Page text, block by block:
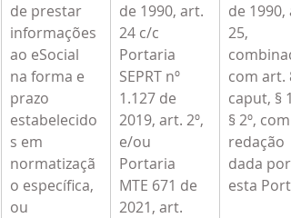
de prestar
informações
ao eSocial
na forma e
prazo
estabelecido
s em
normatizaçã
o específica,
ou
de 1990, art.
24 c/c
Portaria
SEPRT nº
1.127 de
2019, art. 2º,
e/ou
Portaria
MTE 671 de
2021, art.
de 1990,
25,
com art.
caput, §
§ 2º, com
redação
dada por
esta